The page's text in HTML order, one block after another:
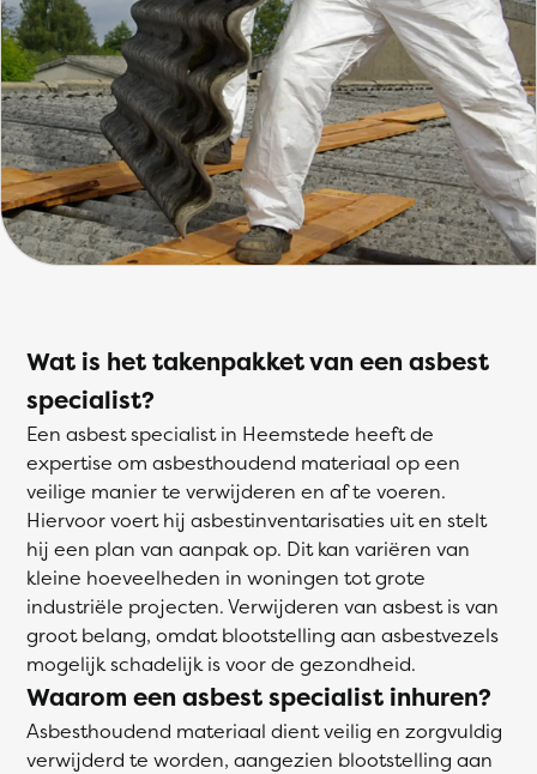
Wat is het takenpakket van een asbest
specialist?
Een asbest specialist in Heemstede heeft de
expertise om asbesthoudend materiaal op een
veilige manier te verwijderen en af te voeren.
Hiervoor voert hij asbestinventarisaties uit en stelt
hij een plan van aanpak op. Dit kan variëren van
kleine hoeveelheden in woningen tot grote
industriële projecten. Verwijderen van asbest is van
groot belang, omdat blootstelling aan asbestvezels
mogelijk schadelijk is voor de gezondheid.
Waarom een asbest specialist inhuren?
Asbesthoudend materiaal dient veilig en zorgvuldig
verwijderd te worden, aangezien blootstelling aan